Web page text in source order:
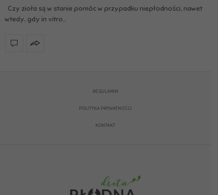
Czy zioła są w stanie pomóc w przypadku niepłodności, nawet
wtedy, gdy in vitro…
REGULAMIN
POLITYKA PRYWATNOŚCI
KONTAKT